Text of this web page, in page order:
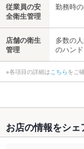
従業員の安
全衛生管理
勤務時
店舗の衛生
管理
多数の
のハン
※各項目の詳細は こちらをご
禁煙・喫煙 分煙（
お店の情報をシェ